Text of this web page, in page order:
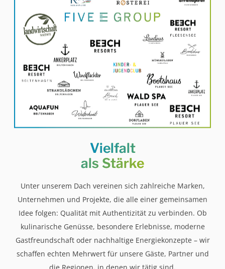
Vielfalt
als Stärke
Unter unserem Dach vereinen sich zahlreiche Marken,
Unternehmen und Projekte, die alle einer gemeinsamen
Idee folgen: Qualität mit Authentizität zu verbinden. Ob
kulinarische Genüsse, besondere Erlebnisse, moderne
Gastfreundschaft oder nachhaltige Energiekonzepte – wir
schaffen echten Mehrwert für unsere Gäste, Partner und